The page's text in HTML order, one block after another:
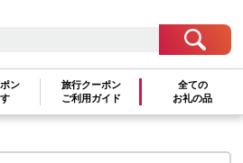
ン
旅行クーポン
ご利用ガイド
全ての
お礼の品
るお礼の品はありま